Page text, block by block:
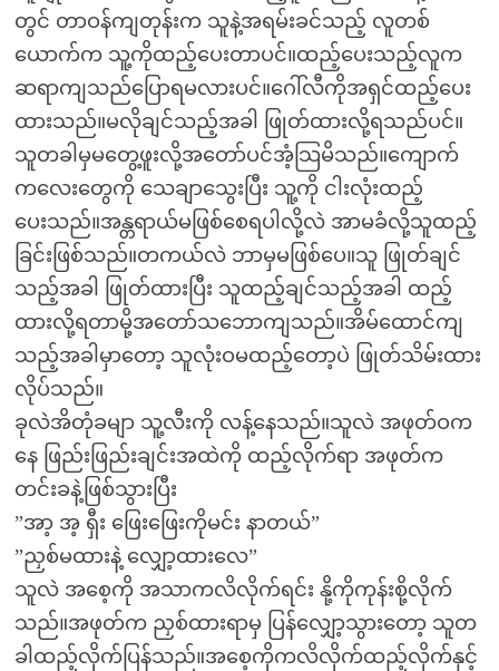
တွင် တာဝန်ကျတုန်းက သူနဲ့အရမ်းခင်သည့် လူတစ်
ယောက်က သူ့ကိုထည့်ပေးတာပင်။ထည့်ပေးသည့်လူက
ဆရာကျသည်ပြောရမလားပင်။ဂေါ်လီကိုအရှင်ထည့်ပေး
ထားသည်။မလိုချင်သည့်အခါ ဖြုတ်ထားလို့ရသည်ပင်။
သူတခါမှမတွေ့ဖူးလို့အတော်ပင်အံ့သြမိသည်။ကျောက်
ကလေးတွေကို သေချာသွေးပြီး သူ့ကို ငါးလုံးထည့်
ပေးသည်။အန္တရာယ်မဖြစ်စေရပါလို့လဲ အာမခံလို့သူထည့်
ခြင်းဖြစ်သည်။တကယ်လဲ ဘာမှမဖြစ်ပေ။သူ ဖြုတ်ချင်
သည့်အခါ ဖြုတ်ထားပြီး သူထည့်ချင်သည့်အခါ ထည့်
ထားလို့ရတာမို့အတော်သဘောကျသည်။အိမ်ထောင်ကျ
သည့်အခါမှာတော့ သူလုံးဝမထည့်တော့ပဲ ဖြုတ်သိမ်းထား
လိုပ်သည်။
ခုလဲအိတုံခမျာ သူ့လီးကို လန့်နေသည်။သူလဲ အဖုတ်ဝက
နေ ဖြည်းဖြည်းချင်းအထဲကို ထည့်လိုက်ရာ အဖုတ်က
တင်းခနဲ့ဖြစ်သွားပြီး
”အာ့ အ့ ရှီး ဖြေးဖြေးကိုမင်း နာတယ်”
”ညှစ်မထားနဲ့ လျှော့ထားလေ”
သူလဲ အစေ့ကို အသာကလိလိုက်ရင်း နို့ကိုကုန်းစို့လိုက်
သည်။အဖုတ်က ညှစ်ထားရာမှ ပြန်လျှော့သွားတော့ သူတ
ခါထည့်လိုက်ပြန်သည်။အစေ့ကိုကလိလိုက်ထည့်လိုက်နှင့်